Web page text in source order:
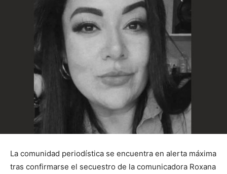
La comunidad periodística se encuentra en alerta máxima
tras confirmarse el secuestro de la comunicadora Roxana